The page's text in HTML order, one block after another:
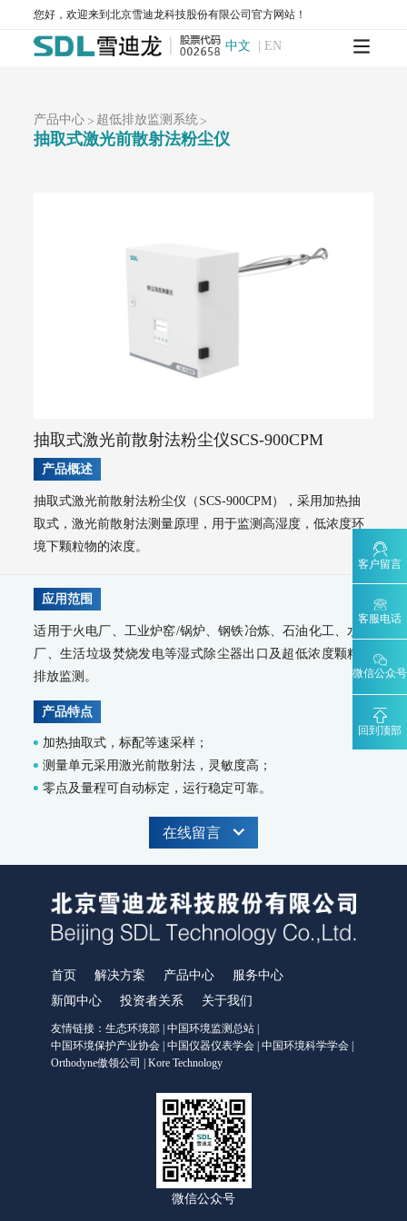
您好，欢迎来到北京雪迪龙科技股份有限公司官方网站！
中文 | EN
大气标准站
AQMS-900S-小型环境空气质量自动监测系统
AQMS-900CL-环境空气臭氧（化学发光法）自动监测系统
T1100-紫外荧光法二氧化硫分析仪
T1100-H₂S-紫外荧光法硫化氢分析仪
T1200-NH₃-化学发光法氨气分析仪
T1200-NOy-NOy分析仪
T1400-紫外吸收法臭氧分析仪
AQMS-1100-微型环境空气质量监测系统
MODEL 2130-扬尘在线监测系统
AQMS-1100OU-恶臭自动监测系统
MODEL 2630-II-环境噪声自动监测仪
MODEL 2630-环境噪声自动监测仪
AQMS-900TE-交通污染溯源在线监测系统
AQMS-900VI/VII-环境空气非甲烷总烃在线监测系统
AQMS-900TOFMS-多通道飞行时间质谱在线监测系统
大气走航监测车
水环境监测
地表水监测系统
WQMS-900AI-数智化水质在线监测系统
WQMS-900-固定式水质自动监测系统
WQMS-900E-简易式水质自动监测系统
WQMS-900S-小型式水质自动监测系统
MODEL 9811-高锰酸盐指数水质在线自动监测仪
MODEL 9870-水质自动采样器
MODEL 2000-五参数水质在线自动监测仪
MODEL 9002-藻密度水质在线自动监测仪
污染源水质监测系统
WWMS-900-污染源水质在线监测系统
MODEL 9810-化学需氧量（CODcr）水质在线自动监测仪
MODEL 9840-总磷水质在线自动监测仪
MODEL 9850-总氮水质在线自动监测仪
水质特征因子在线分析仪
MODEL 9880-水质生物综合毒性在线监测仪
WQMS-900HM-水中多参数重金属（XRF）在线监测系统
客户留言
客服电话
微信公众号
回到顶部
产品中心 > 超低排放监测系统>
抽取式激光前散射法粉尘仪
抽取式激光前散射法粉尘仪SCS-900CPM
产品概述
抽取式激光前散射法粉尘仪（SCS-900CPM），采用加热抽
取式，激光前散射法测量原理，用于监测高湿度，低浓度环
境下颗粒物的浓度。
应用范围
适用于火电厂、工业炉窑/锅炉、钢铁冶炼、石油化工、水泥
厂、生活垃圾焚烧发电等湿式除尘器出口及超低浓度颗粒物
排放监测。
产品特点
加热抽取式，标配等速采样；
测量单元采用激光前散射法，灵敏度高；
零点及量程可自动标定，运行稳定可靠。
在线留言
首页 解决方案 产品中心
服务中心
新闻中心
投资者关系 关于我们
友情链接： 生态环境部 | 中国环境监测总站 |
中国环境保护产业协会 | 中国仪器仪表学会 | 中国环境科学学会 |
Orthodyne傲领公司 | Kore Technology
微信公众号